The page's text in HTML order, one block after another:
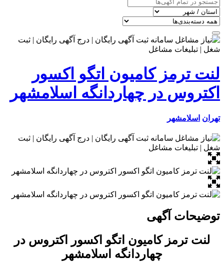
لنت ترمز کامیون اتگو اکسور
اکتروس در چهاردانگه اسلامشهر
تهران اسلامشهر
توضیحات آگهی
لنت ترمز کامیون اتگو اکسور اکتروس در
چهاردانگه اسلامشهر